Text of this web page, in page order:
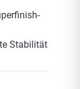
Stabilität